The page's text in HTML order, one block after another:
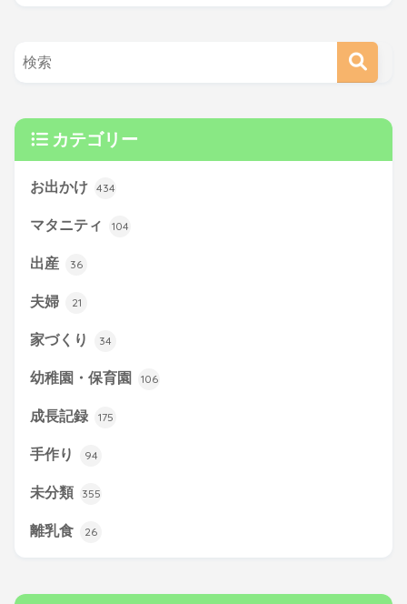
カテゴリー
お出かけ 434
マタニティ 104
出産 36
夫婦 21
家づくり 34
幼稚園・保育園 106
成長記録 175
手作り 94
未分類 355
離乳食 26